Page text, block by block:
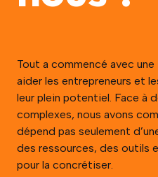
Tout a commencé avec
aider les entrepreneurs et
leur plein potentiel. Face à
complexes, nous avons
dépend pas seulement
des ressources, des outils
pour la concrétiser.